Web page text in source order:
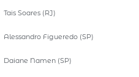
Tais Soares (RJ)
Alessandro Figueredo (SP)
Daiane Namen (SP)